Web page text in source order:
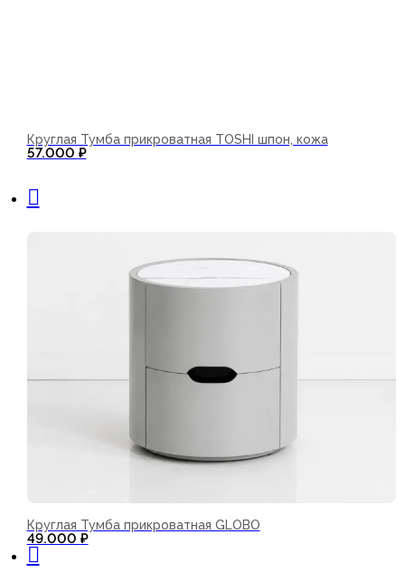
Круглая Тумба прикроватная TOSHI шпон, кожа
57.000 ₽
Круглая Тумба прикроватная GLOBO
49.000 ₽